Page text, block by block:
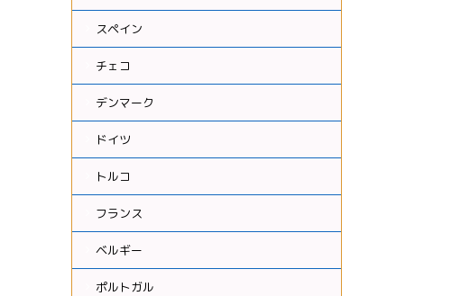
スペイン
チェコ
デンマーク
ドイツ
トルコ
フランス
ベルギー
ポルトガル